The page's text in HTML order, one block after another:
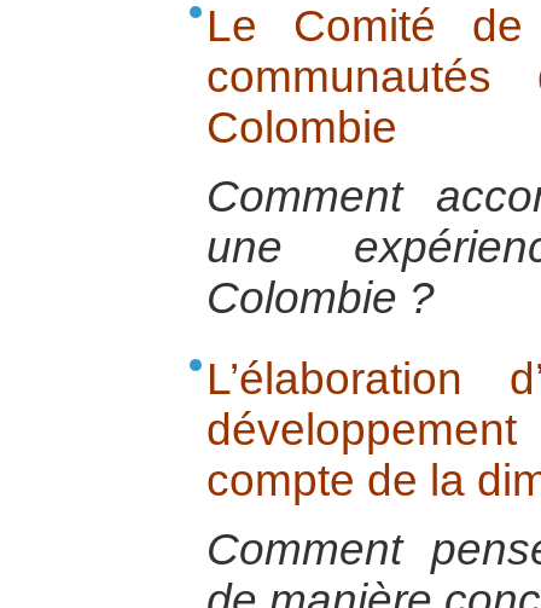
Le Comité
Colombie
Comment
une
Colombie ?
L’élaboration
compte de la
Comment